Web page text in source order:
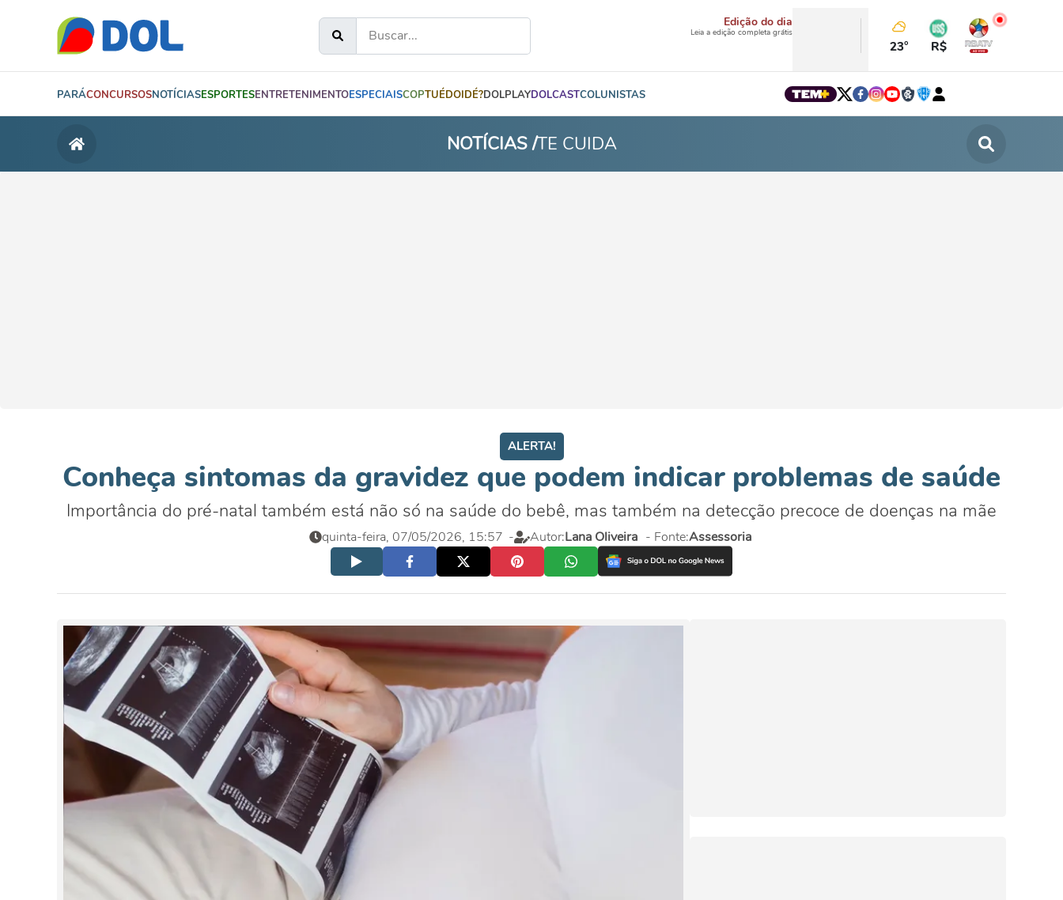
Edição do dia
Leia a edição completa grátis
23° R$
PARÁCONCURSOSNOTÍCIASESPORTESENTRETENIMENTOESPECIAISCOPTUÉDOIDÉ?DOLPLAYDOLCASTCOLUNISTAS
NOTÍCIAS /TE CUIDA
ALERTA!
Conheça sintomas da gravidez que podem indicar problemas de saúde
Importância do pré-natal também está não só na saúde do bebê, mas também na detecção precoce de doenças na mãe
quinta-feira, 07/05/2026, 15:57 - Autor:Lana Oliveira - Fonte:Assessoria